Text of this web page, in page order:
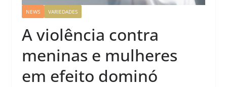
NEWS VARIEDADES
A violência contra
meninas e mulheres
em efeito dominó